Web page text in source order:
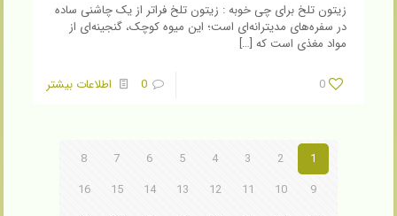
زیتون تلخ برای چی خوبه : زیتون تلخ فراتر از یک چاشنی ساده
در سفره‌های مدیترانه‌ای است؛ این میوه کوچک، گنجینه‌ای از
مواد مغذی است که […]
0
0 اطلاعات بیشتر
1
2
3
4
5
6
7
8
9
10
11
12
13
14
15
16